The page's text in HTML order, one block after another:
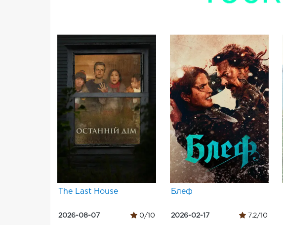
The Last House
2026-08-07 0/10
Блеф
2026-02-17 7.2/10